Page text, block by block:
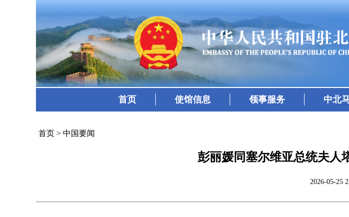
首页 使馆信息 领事服务 中北
首页 > 中国要闻
彭丽媛同塞尔维亚总统夫人
2026-05-25